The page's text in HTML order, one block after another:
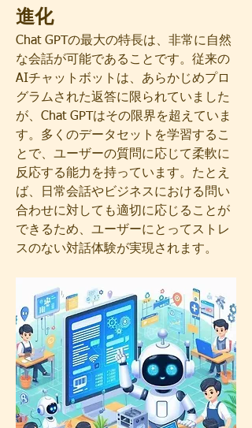
進化
Chat GPTの最大の特長は、非常に自然
な会話が可能であることです。従来の
AIチャットボットは、あらかじめプロ
グラムされた返答に限られていました
が、Chat GPTはその限界を超えていま
す。多くのデータセットを学習するこ
とで、ユーザーの質問に応じて柔軟に
反応する能力を持っています。たとえ
ば、日常会話やビジネスにおける問い
合わせに対しても適切に応じることが
できるため、ユーザーにとってストレ
スのない対話体験が実現されます。